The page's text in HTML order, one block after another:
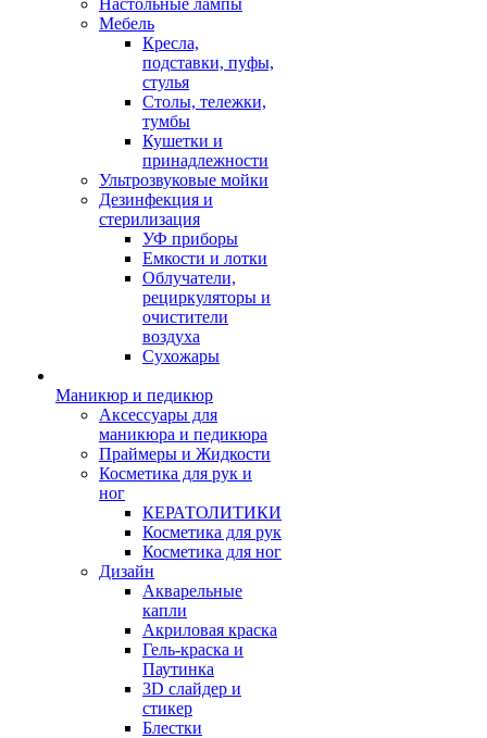
Настольные лампы
Мебель
Кресла,
подставки, пуфы,
стулья
Столы, тележки,
тумбы
Кушетки и
принадлежности
Ультрозвуковые мойки
Дезинфекция и
стерилизация
УФ приборы
Емкости и лотки
Облучатели,
рециркуляторы и
очистители
воздуха
Сухожары
Маникюр и педикюр
Аксессуары для
маникюра и педикюра
Праймеры и Жидкости
Косметика для рук и
ног
КЕРАТОЛИТИКИ
Косметика для рук
Косметика для ног
Дизайн
Акварельные
капли
Акриловая краска
Гель-краска и
Паутинка
3D слайдер и
стикер
Блестки